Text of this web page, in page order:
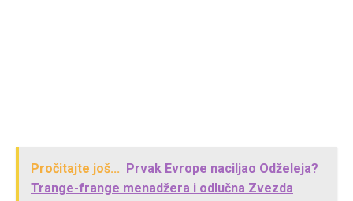
Pročitajte još... Prvak Evrope naciljao Odželeja?
Trange-frange menadžera i odlučna Zvezda